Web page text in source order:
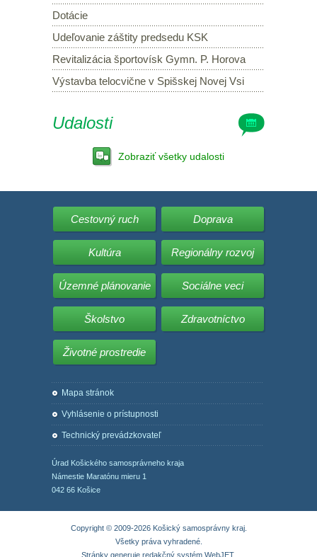
Dotácie
Udeľovanie záštity predsedu KSK
Revitalizácia športovísk Gymn. P. Horova
Výstavba telocvične v Spišskej Novej Vsi
Udalosti
Zobraziť všetky udalosti
Cestovný ruch Doprava
Kultúra Regionálny rozvoj
Územné plánovanie Sociálne veci
Školstvo Zdravotníctvo
Životné prostredie
Mapa stránok
Vyhlásenie o prístupnosti
Technický prevádzkovateľ
Úrad Košického samosprávneho kraja
Námestie Maratónu mieru 1
042 66 Košice
Copyright © 2009-2026 Košický samosprávny kraj.
Všetky práva vyhradené.
Stránky generuje redakčný systém WebJET.